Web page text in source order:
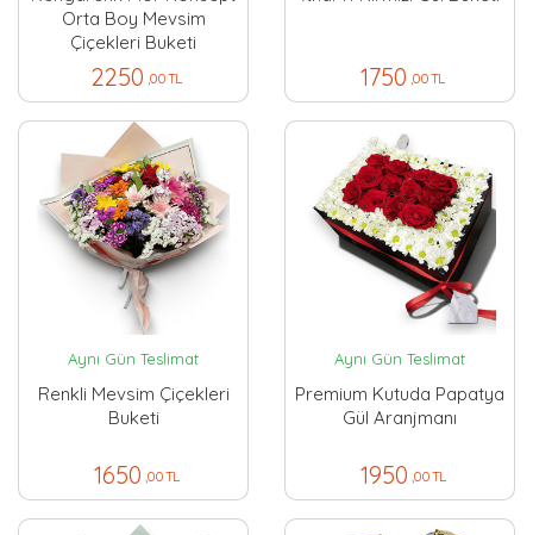
Orta Boy Mevsim
Çiçekleri Buketi
2250 ,00 TL 1750 ,00 TL
Aynı Gün Teslimat
Renkli Mevsim Çiçekleri
Buketi
1650 ,00 TL
Aynı Gün Teslimat
Premium Kutuda Papatya
Gül Aranjmanı
1950 ,00 TL